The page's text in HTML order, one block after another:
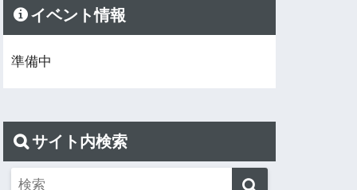
イベント情報
準備中
サイト内検索